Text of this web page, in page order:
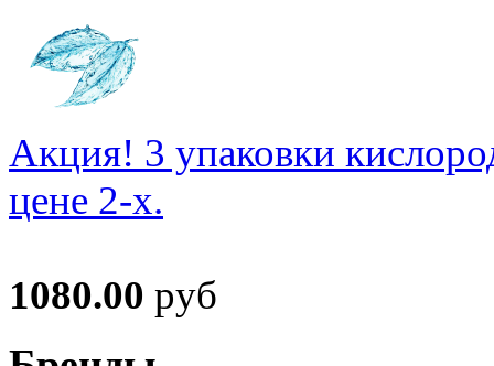
Акция! 3 упаковки
цене 2-х.
1080.00 руб